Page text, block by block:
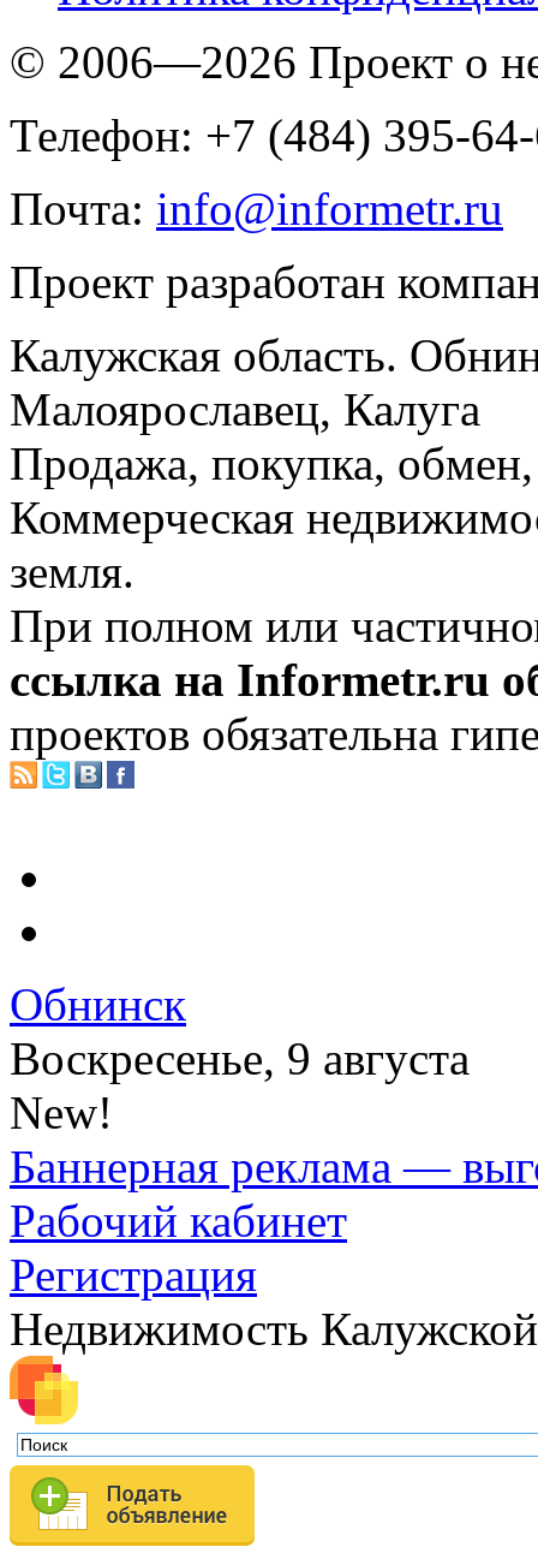
© 2006—2026 Проект о
Телефон: +7 (484) 395-
Почта: info@informetr.ru
Проект разработан
Калужская область.
Малоярославец, Калуга
Продажа, покупка, обмен,
Коммерческая
земля.
При полном или
ссылка на Informetr.ru
проектов обязательна
Обнинск
Воскресенье, 9 августа
New!
Баннерная реклама —
Рабочий кабинет
Регистрация
Недвижимость